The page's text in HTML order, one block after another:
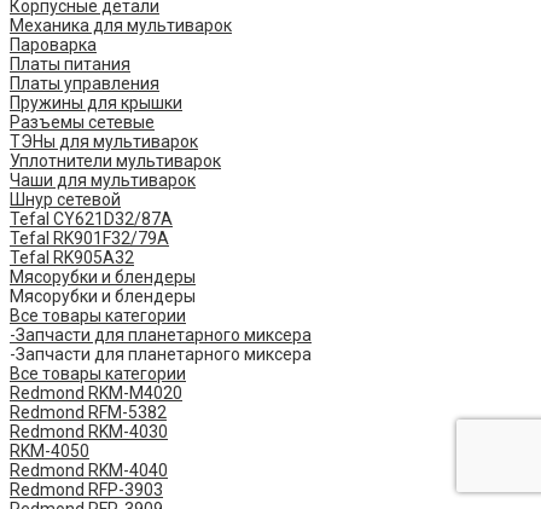
Корпусные детали
Механика для мультиварок
Пароварка
Платы питания
Платы управления
Пружины для крышки
Разъемы сетевые
ТЭНы для мультиварок
Уплотнители мультиварок
Чаши для мультиварок
Шнур сетевой
Tefal CY621D32/87A
Tefal RK901F32/79A
Tefal RK905A32
Мясорубки и блендеры
Мясорубки и блендеры
Все товары категории
-Запчасти для планетарного миксера
-Запчасти для планетарного миксера
Все товары категории
Redmond RKM-M4020
Redmond RFM-5382
Redmond RKM-4030
RKM-4050
Redmond RKM-4040
Redmond RFP-3903